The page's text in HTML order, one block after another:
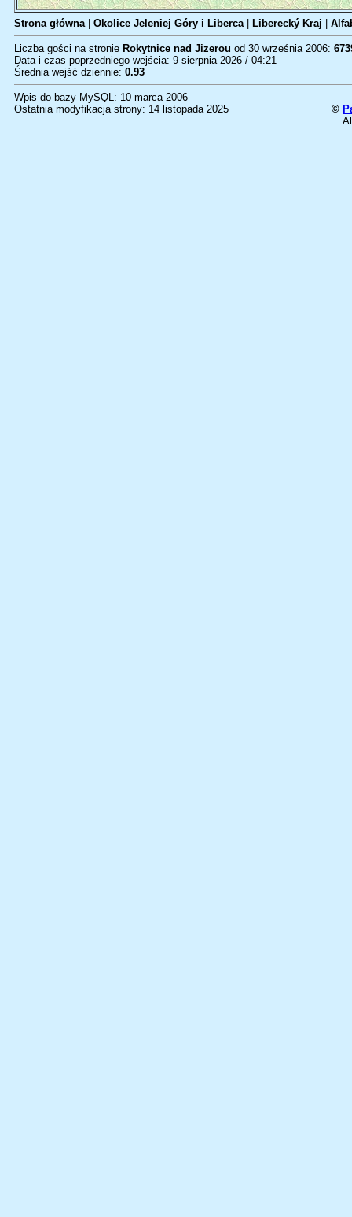
Strona główna| Okolice Jeleniej Góry i Liberca| Liberecký Kraj
Liczba gości na stronie Rokytnice nad Jizerou od 30 września 2006:
Data i czas poprzedniego wejścia: 9 sierpnia 2026 / 04:21
Średnia wejść dziennie: 0.93
Wpis do bazy MySQL: 10 marca 2006
Ostatnia modyfikacja strony: 14 listopada 2025
©